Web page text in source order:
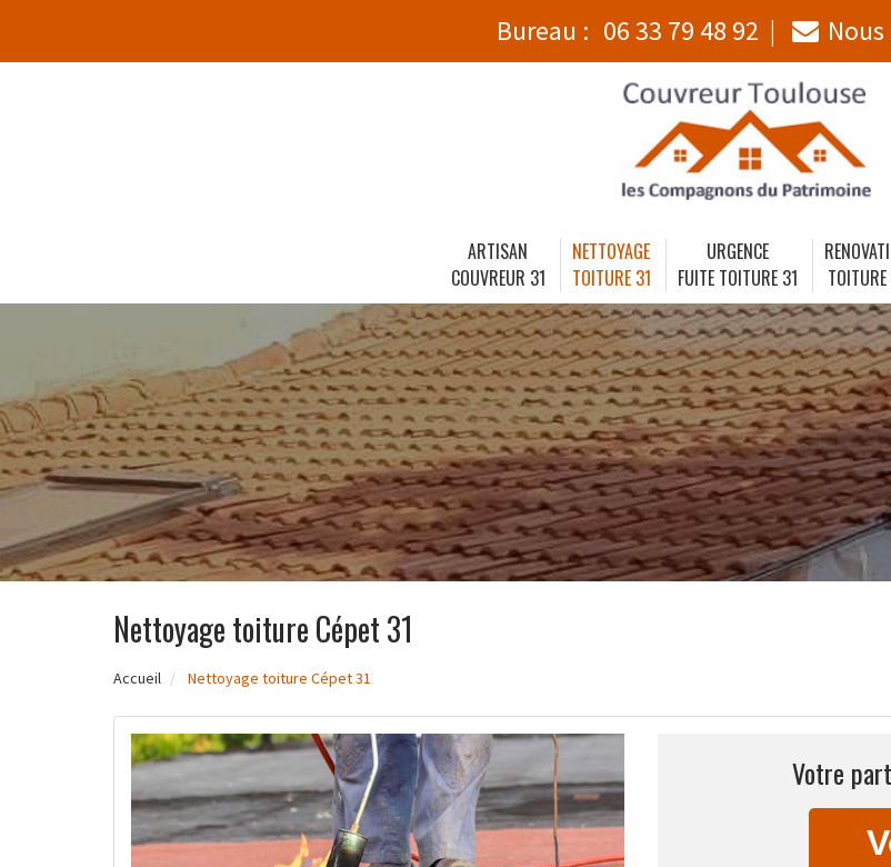
Bureau : 06 33 79 48 92
ARTISAN
COUVREUR 31
NETTOYAGE
TOITURE 31
URGENCE
FUITE TOITURE 31
Nettoyage toiture Cépet 31
Accueil Nettoyage toiture Cépet 31
Votre